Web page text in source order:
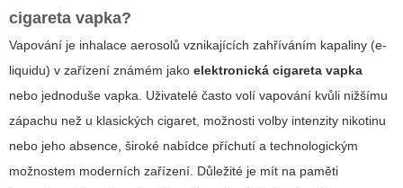
cigareta vapka?
Vapování je inhalace aerosolů vznikajících zahříváním kapaliny (e-
liquidu) v zařízení známém jako elektronická cigareta vapka
nebo jednoduše vapka. Uživatelé často volí vapování kvůli nižšímu
zápachu než u klasických cigaret, možnosti volby intenzity nikotinu
nebo jeho absence, široké nabídce příchutí a technologickým
možnostem moderních zařízení. Důležité je mít na paměti